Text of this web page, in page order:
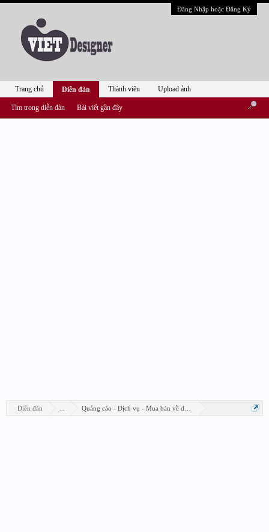
Đăng Nhập hoặc Đăng Ký
Diễn đàn Quảng cáo - Dịch vụ - Mua bán về design
Trang chủ Diễn đàn
Tìm trong diễn đàn Bài viết gần đây
Thành viên Upload ảnh